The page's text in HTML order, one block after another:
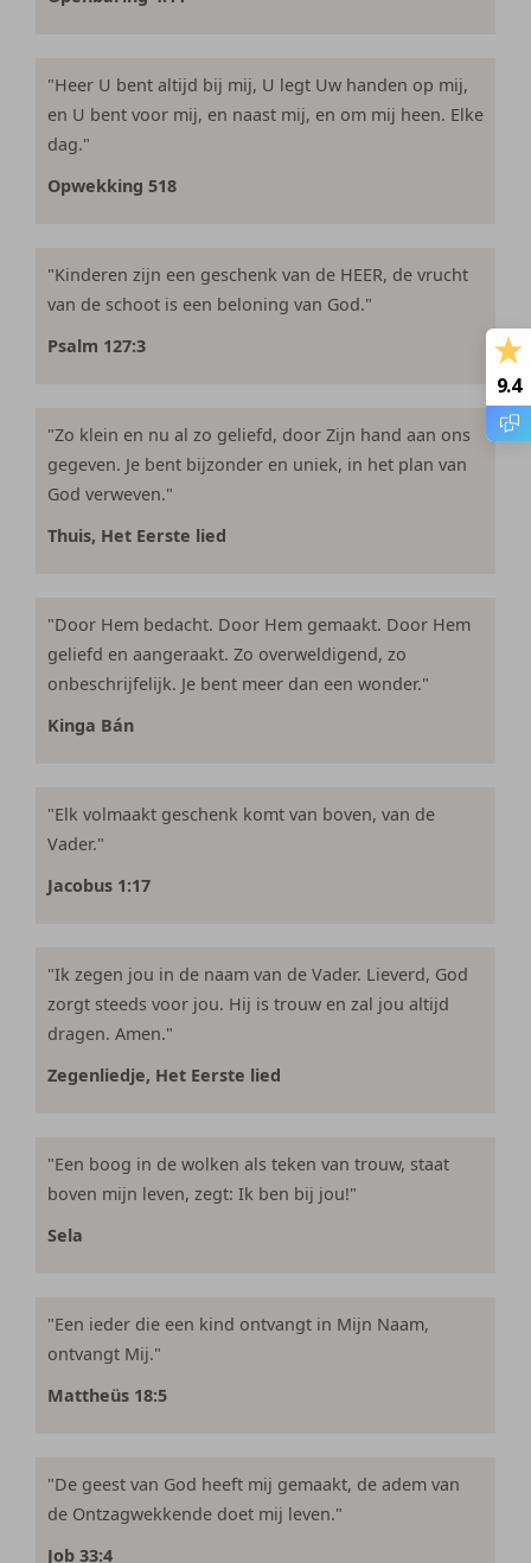
"Heer U bent altijd bij mij, U legt Uw handen op mij,
en U bent voor mij, en naast mij, en om mij heen. Elke
dag."
Opwekking 518
"Kinderen zijn een geschenk van de HEER, de vrucht
van de schoot is een beloning van God."
Psalm 127:3
"Zo klein en nu al zo geliefd, door Zijn hand aan ons
gegeven. Je bent bijzonder en uniek, in het plan van
God verweven."
Thuis, Het Eerste lied
"Door Hem bedacht. Door Hem gemaakt. Door Hem
geliefd en aangeraakt. Zo overweldigend, zo
onbeschrijfelijk. Je bent meer dan een wonder."
Kinga Bán
"Elk volmaakt geschenk komt van boven, van de
Vader."
Jacobus 1:17
"Ik zegen jou in de naam van de Vader. Lieverd, God
zorgt steeds voor jou. Hij is trouw en zal jou altijd
dragen. Amen."
Zegenliedje, Het Eerste lied
"Een boog in de wolken als teken van trouw, staat
boven mijn leven, zegt: Ik ben bij jou!"
Sela
"Een ieder die een kind ontvangt in Mijn Naam,
ontvangt Mij."
Mattheüs 18:5
"De geest van God heeft mij gemaakt, de adem van
de Ontzagwekkende doet mij leven."
Job 33:4
9.4